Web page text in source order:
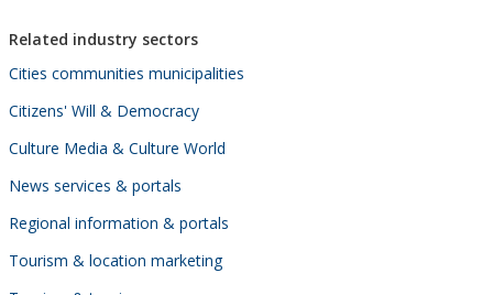
Related industry sectors
Cities communities municipalities
Citizens' Will & Democracy
Culture Media & Culture World
News services & portals
Regional information & portals
Tourism & location marketing